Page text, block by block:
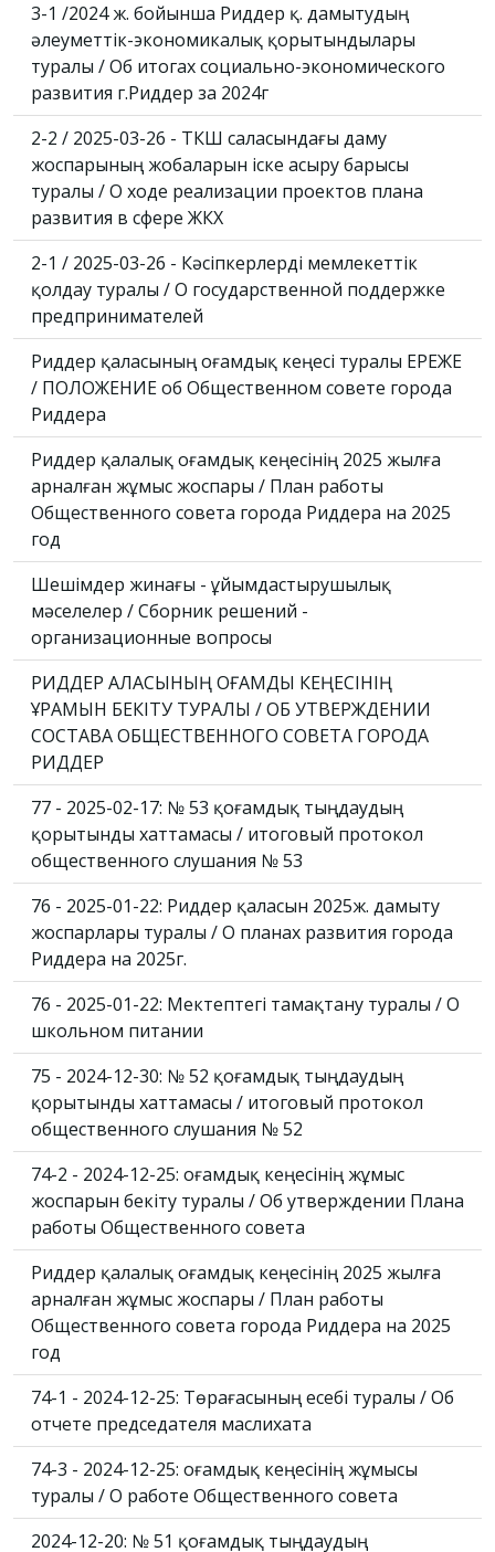
3-1 /2024 ж. бойынша Риддер қ. дамытудың
әлеуметтік-экономикалық қорытындылары
туралы / Об итогах социально-экономического
развития г.Риддер за 2024г
2-2 / 2025-03-26 - ТКШ саласындағы даму
жоспарының жобаларын іске асыру барысы
туралы / О ходе реализации проектов плана
развития в сфере ЖКХ
2-1 / 2025-03-26 - Кәсіпкерлерді мемлекеттік
қолдау туралы / О государственной поддержке
предпринимателей
Риддер қаласының Қоғамдық кеңесі туралы ЕРЕЖЕ
/ ПОЛОЖЕНИЕ об Общественном совете города
Риддера
Риддер қалалық Қоғамдық кеңесінің 2025 жылға
арналған жұмыс жоспары / План работы
Общественного совета города Риддера на 2025
год
Шешімдер жинағы - ұйымдастырушылық
мәселелер / Сборник решений -
организационные вопросы
РИДДЕР ҚАЛАСЫНЫҢ ҚОҒАМДЫҚ КЕҢЕСІНІҢ
ҚҰРАМЫН БЕКІТУ ТУРАЛЫ / ОБ УТВЕРЖДЕНИИ
СОСТАВА ОБЩЕСТВЕННОГО СОВЕТА ГОРОДА
РИДДЕР
77 - 2025-02-17: № 53 қоғамдық тыңдаудың
қорытынды хаттамасы / итоговый протокол
общественного слушания № 53
76 - 2025-01-22: Риддер қаласын 2025ж. дамыту
жоспарлары туралы / О планах развития города
Риддера на 2025г.
76 - 2025-01-22: Мектептегі тамақтану туралы / О
школьном питании
75 - 2024-12-30: № 52 қоғамдық тыңдаудың
қорытынды хаттамасы / итоговый протокол
общественного слушания № 52
74-2 - 2024-12-25: Қоғамдық кеңесінің жұмыс
жоспарын бекіту туралы / Об утверждении Плана
работы Общественного совета
Риддер қалалық Қоғамдық кеңесінің 2025 жылға
арналған жұмыс жоспары / План работы
Общественного совета города Риддера на 2025
год
74-1 - 2024-12-25: Төрағасының есебі туралы / Об
отчете председателя маслихата
74-3 - 2024-12-25: Қоғамдық кеңесінің жұмысы
туралы / О работе Общественного совета
2024-12-20: № 51 қоғамдық тыңдаудың